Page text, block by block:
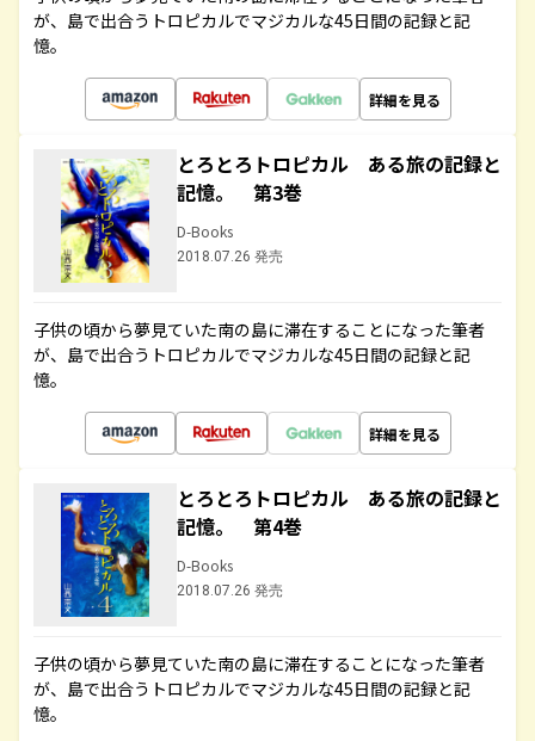
が、島で出合うトロピカルでマジカルな45日間の記録と記
憶。
詳細を見る
とろとろトロピカル ある旅の記録と
記憶。 第3巻
D-Books
2018.07.26 発売
子供の頃から夢見ていた南の島に滞在することになった筆者
が、島で出合うトロピカルでマジカルな45日間の記録と記
憶。
詳細を見る
とろとろトロピカル ある旅の記録と
記憶。 第4巻
D-Books
2018.07.26 発売
子供の頃から夢見ていた南の島に滞在することになった筆者
が、島で出合うトロピカルでマジカルな45日間の記録と記
憶。